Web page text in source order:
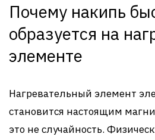
Почему накипь
образуется на
элементе
Нагревательный элемент
становится настоящим
это не случайность.